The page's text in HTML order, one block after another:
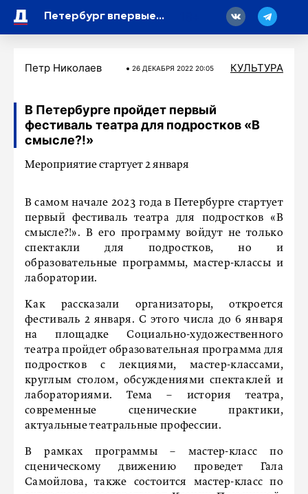
Петербург впервые украсили к годовщине окончания Ленинградской битвы
Петр Николаев 26 ДЕКАБРЯ 2022 20:05 КУЛЬТУРА
В Петербурге пройдет первый
фестиваль театра для подростков «В
смысле?!»
Мероприятие стартует 2 января
В самом начале 2023 года в Петербурге стартует
первый фестиваль театра для подростков «В
смысле?!». В его программу войдут не только
спектакли для подростков, но и
образовательные программы, мастер-классы и
лаборатории.
Как рассказали организаторы, откроется
фестиваль 2 января. С этого числа до 6 января
на площадке Социально-художественного
театра пройдет образовательная программа для
подростков с лекциями, мастер-классами,
круглым столом, обсуждениями спектаклей и
лабораториями. Тема – история театра,
современные сценические практики,
актуальные театральные профессии.
В рамках программы – мастер-класс по
сценическому движению проведет Гала
Самойлова, также состоится мастер-класс по